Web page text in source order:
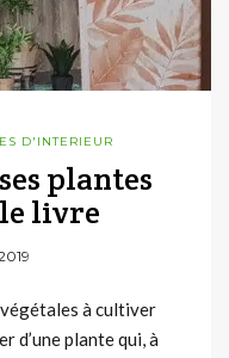
D'INTERIEUR
plantes
livre
à cultiver
d’une plante qui, à